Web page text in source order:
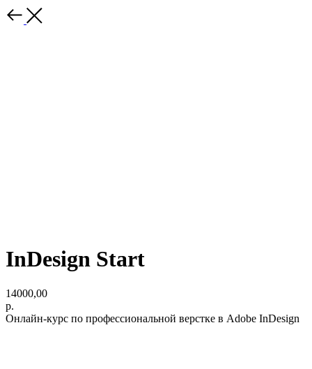
InDesign Start
14000,00
р.
Онлайн-курс по профессиональной верстке в Adobe InDesign